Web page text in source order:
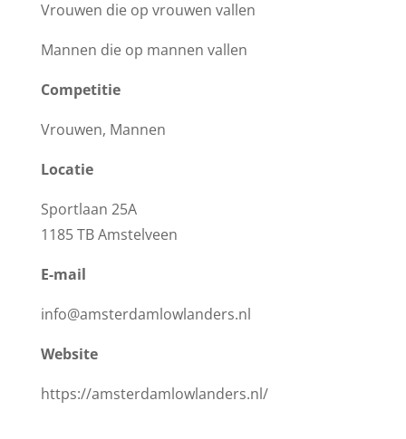
Vrouwen die op vrouwen vallen
Mannen die op mannen vallen
Competitie
Vrouwen, Mannen
Locatie
Sportlaan 25A
1185 TB Amstelveen
E-mail
info@amsterdamlowlanders.nl
Website
https://amsterdamlowlanders.nl/